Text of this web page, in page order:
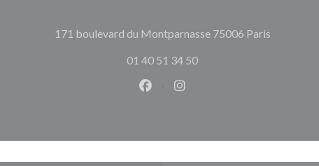
171 boulevard du Montparnasse 75006 Paris((新しい
01 40 51 34 50
Facebook ((新しいウィンドウ
Instagram ((新しいウィ